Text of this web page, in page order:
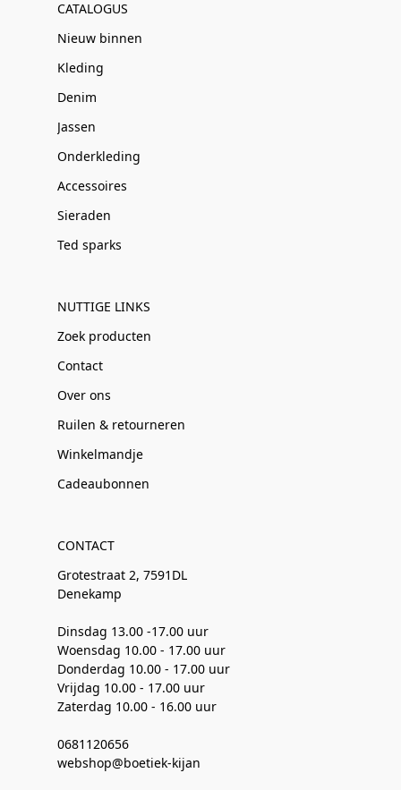
CATALOGUS
Nieuw binnen
Kleding
Denim
Jassen
Onderkleding
Accessoires
Sieraden
Ted sparks
NUTTIGE LINKS
Zoek producten
Contact
Over ons
Ruilen & retourneren
Winkelmandje
Cadeaubonnen
CONTACT
Grotestraat 2, 7591DL
Denekamp
Dinsdag 13.00 -17.00 uur
Woensdag 10.00 - 17.00 uur
Donderdag 10.00 - 17.00 uur
Vrijdag 10.00 - 17.00 uur
Zaterdag 10.00 - 16.00 uur
0681120656
webshop@boetiek-kijan